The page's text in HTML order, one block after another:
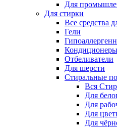
Для
Для стирки
Все средства
Гели
Кондиционеры
Отбеливатели
Для шерсти
Стиральные
Вся
Для
Для
Для
Для